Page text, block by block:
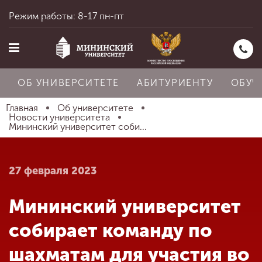
Главная
Абитуриенту
Режим работы: 8-17 пн-пт
ОБ УНИВЕРСИТЕТЕ АБИТУРИЕНТУ
Главная
Об университете
Новости университета
Мининский университет соби...
27 февраля 2023
Мининский университет
собирает команду по
шахматам для участия во